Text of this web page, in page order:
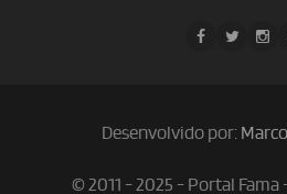
Desenvolvido por:
© 2011 - 2025 - Portal Fama